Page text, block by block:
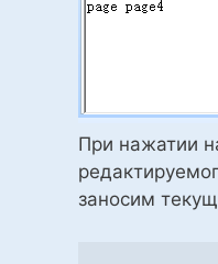
При нажатии
заносим